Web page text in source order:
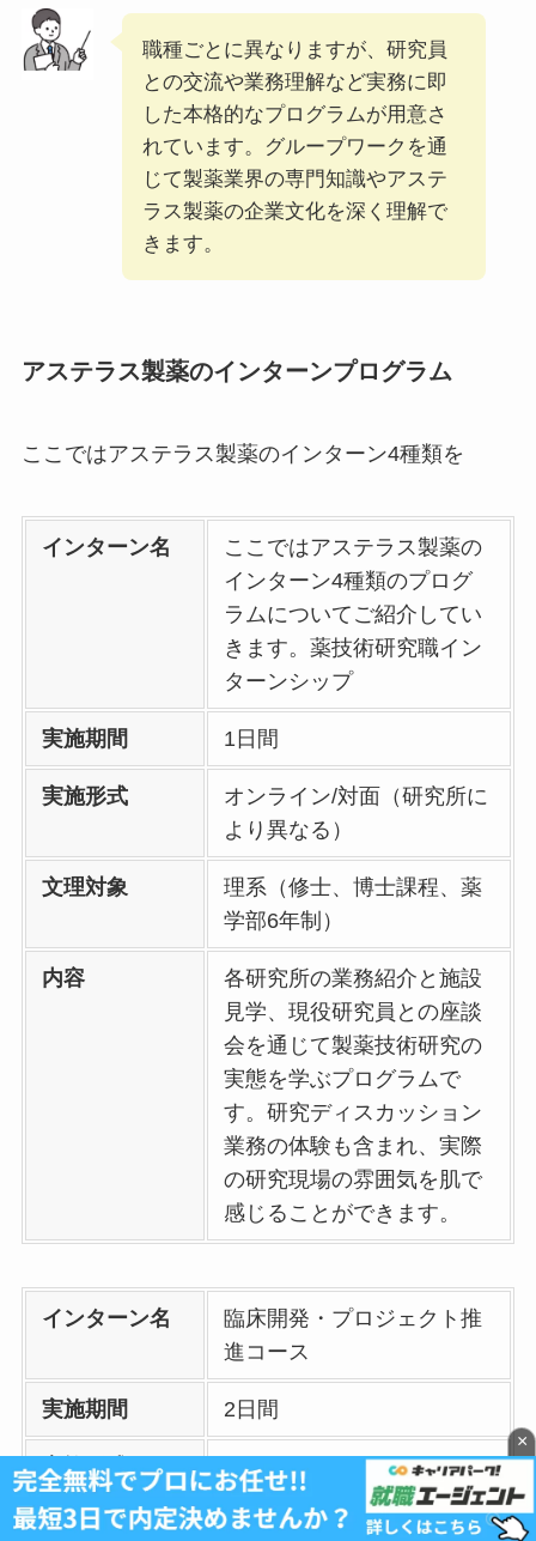
職種ごとに異なりますが、研究員
との交流や業務理解など実務に即
した本格的なプログラムが用意さ
れています。グループワークを通
じて製薬業界の専門知識やアステ
ラス製薬の企業文化を深く理解で
きます。
アステラス製薬のインターンプログラム
ここではアステラス製薬のインターン4種類を
インターン名
ここではアステラス製薬の
インターン4種類のプログ
ラムについてご紹介してい
きます。薬技術研究職イン
ターンシップ
実施期間 1日間
実施形式
オンライン/対面（研究所に
より異なる）
文理対象
理系（修士、博士課程、薬
学部6年制）
内容
各研究所の業務紹介と施設
見学、現役研究員との座談
会を通じて製薬技術研究の
実態を学ぶプログラムで
す。研究ディスカッション
業務の体験も含まれ、実際
の研究現場の雰囲気を肌で
感じることができます。
インターン名
臨床開発・プロジェクト推
進コース
実施期間 2日間
実施形式 オンライン
文理対象 理系（修士、博士課程、薬
×